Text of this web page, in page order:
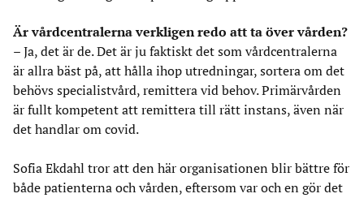
Är vårdcentralerna verkligen redo att ta över vården?
– Ja, det är de. Det är ju faktiskt det som vårdcentralerna
är allra bäst på, att hålla ihop utredningar, sortera om det
behövs specialistvård, remittera vid behov. Primärvården
är fullt kompetent att remittera till rätt instans, även när
det handlar om covid.
Sofia Ekdahl tror att den här organisationen blir bättre för
både patienterna och vården, eftersom var och en gör det